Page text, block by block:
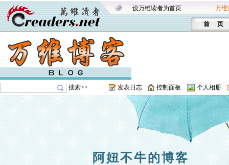
设万维读者为首页 万维
首 页
搜索>> 发表日志 控制面板 个人相册
阿妞不牛的博客